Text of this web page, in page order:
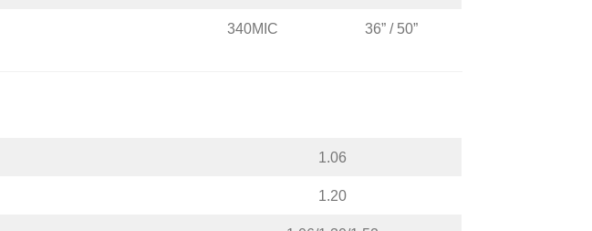
340MIC 36” / 50”
1.06
1.20